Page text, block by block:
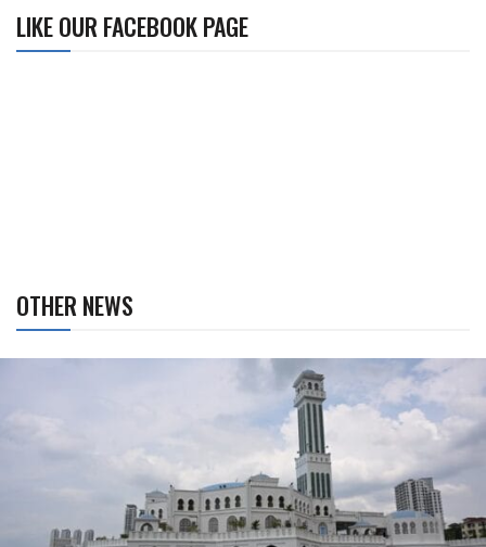
LIKE OUR FACEBOOK PAGE
OTHER NEWS